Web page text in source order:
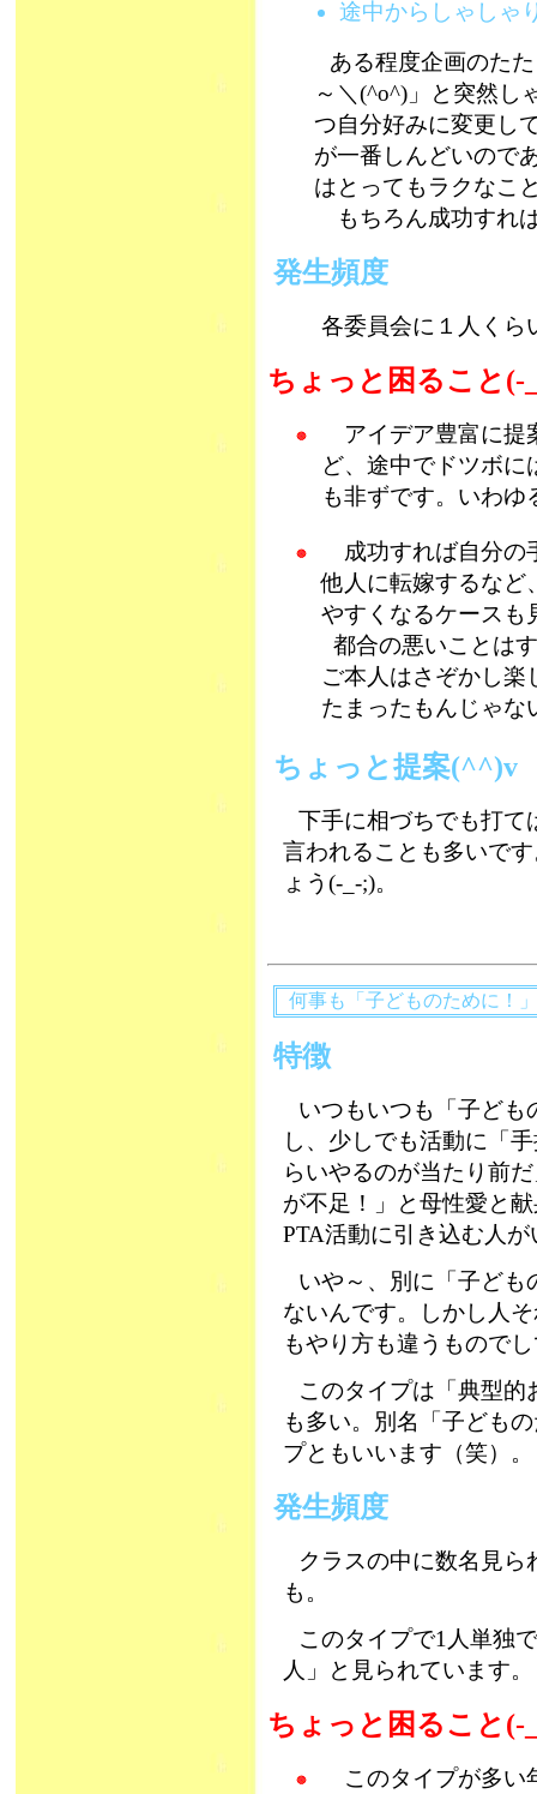
途中からしゃしゃ
ある程度企画のた
～＼(^o^)」と突然し
つ自分好みに変更し
が一番しんどいので
はとってもラクなこ
もちろん成功すれ
発生頻度
各委員会に１人くら
ちょっと困ること
アイデア豊富に提
ど、途中でドツボ
も非ずです。いわゆ
成功すれば自分の
他人に転嫁するなど
やすくなるケースも
都合の悪いことは
ご本人はさぞかし楽
たまったもんじゃな
ちょっと提案
下手に相づちでも打て
言われることも多いで
ょう(-_-;)。
何事も「子どものために
特徴
いつもいつも「子ども
し、少しでも活動に「
らいやるのが当たり前
が不足！」と母性愛と
PTA活動に引き込む人が
いや～、別に「子ども
ないんです。しかし人
もやり方も違うもので
このタイプは「典型
も多い。別名「子ども
プともいいます（笑）。
発生頻度
クラスの中に数名見
も。
このタイプで1人単独
人」と見られています。
ちょっと困ること
このタイプが多い